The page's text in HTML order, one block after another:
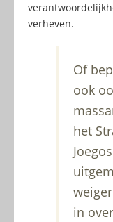
verheven.
Of
ook
het
in